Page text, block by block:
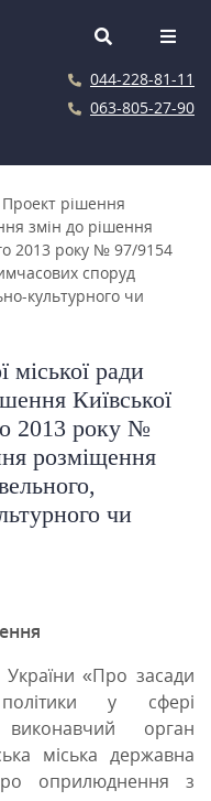
044-228-81-11
063-805-27-90
Проект рішення
змін до рішення
2013 року № 97/9154
споруд
культурного чи
міської ради
Київської
2013 року №
розміщення
чи
України «Про засади
у сфері
виконавчий орган
міська державна
оприлюднення з